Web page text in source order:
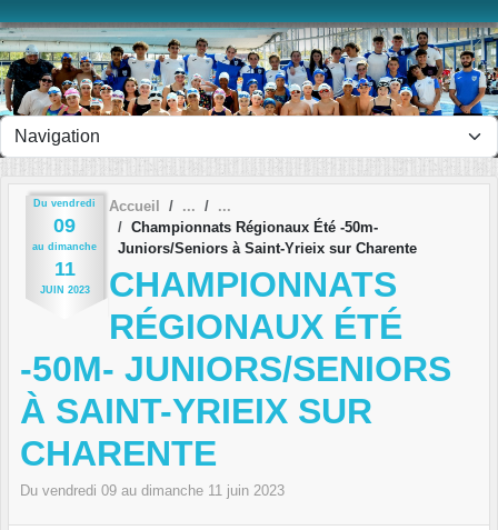
Du vendredi
09
au dimanche
11
JUIN 2023
Accueil
Championnats Régionaux Été -50m-
Juniors/Seniors à Saint-Yrieix sur Charente
CHAMPIONNATS
RÉGIONAUX ÉTÉ
-50M- JUNIORS/SENIORS
À SAINT-YRIEIX SUR
CHARENTE
Du vendredi 09 au dimanche 11 juin 2023